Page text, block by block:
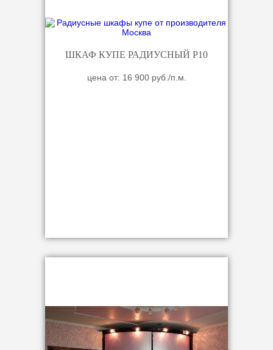
ШКАФ КУПЕ РАДИУСНЫЙ Р10
цена от: 16 900 руб./п.м.